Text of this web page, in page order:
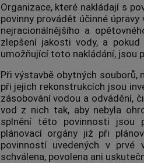
Organizace, které nakládají s
povinny provádět účinné
nejracionálnějšího a
zlepšení jakosti vody, a
umožňující toto nakládání, jsou
Při výstavbě obytných souborů,
při jejich rekonstrukcích jsou
zásobování vodou a odvádění,
vod z nich tak, aby nebyla
splnění této povinnosti jsou
plánovací orgány již při
povinností uvedených v prvé
schválena, povolena ani